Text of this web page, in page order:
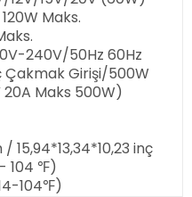
Maks.
240V/50Hz 60Hz
Çakmak Girişi/500W
Maks 500W)
inç
104 ℉)
104℉)